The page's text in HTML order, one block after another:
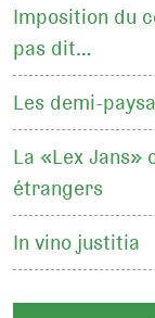
Imposition du
pas dit…
Les demi-
La «Lex Jans»
étrangers
In vino justitia